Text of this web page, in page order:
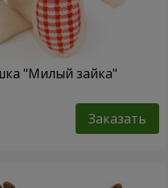
"Милый зайка"
Заказать